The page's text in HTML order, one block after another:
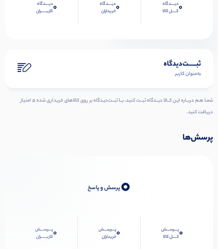
0دیــــدگاه
کــــل کالا
0دیــــدگاه
خریداران
0دیــــدگاه
کاربـــــران
ثبـــــت‌دیدگاه
به‌عنوان کاربر
شمـا هـم دربـاره ایـن کــالا دیــدگاه ثبــت کنید، بــا ثبــت‌دیـدگاه بر روی کالاهای خریداری شده ۵ امتیاز
دریافت کنید.
پرسش‌ها
0پرسش و پاسخ
0پـــرســـش
کــــل کالا
0پـــرســـش
خریداران
0پـــرســـش
کاربـــــران